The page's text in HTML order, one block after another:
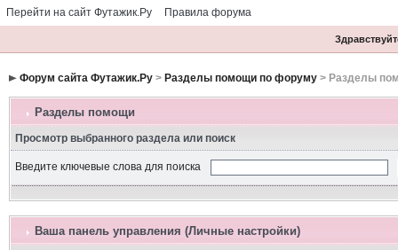
Перейти на сайт Футажик.Ру Правила форума
Форум сайта Футажик.Ру> Разделы помощи по форуму> Разделы
Разделы помощи
Просмотр выбранного раздела или поиск
Введите ключевые слова для поиска
Ваша панель управления (Личные настройки)